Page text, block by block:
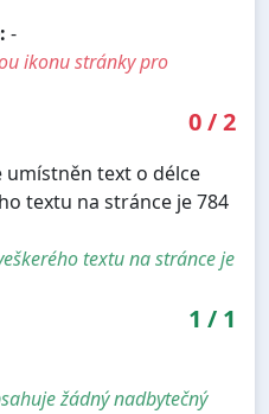
-
ikonu stránky pro
0/2
umístněn text o délce
textu na stránce je 784
textu na stránce je
1 / 1
žádný nadbytečný